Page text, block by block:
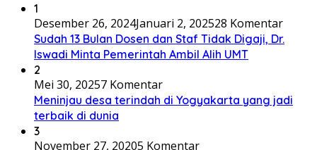
1
Desember 26, 2024Januari 2, 202528 Komentar
Sudah 13 Bulan Dosen dan Staf Tidak Digaji, Dr.
Iswadi Minta Pemerintah Ambil Alih UMT
2
Mei 30, 20257 Komentar
Meninjau desa terindah di Yogyakarta yang jadi
terbaik di dunia
3
November 27, 20205 Komentar